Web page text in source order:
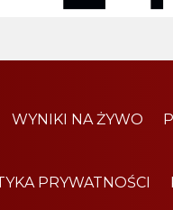
WYNIKI NA ŻYWO
PRYWATNOŚCI